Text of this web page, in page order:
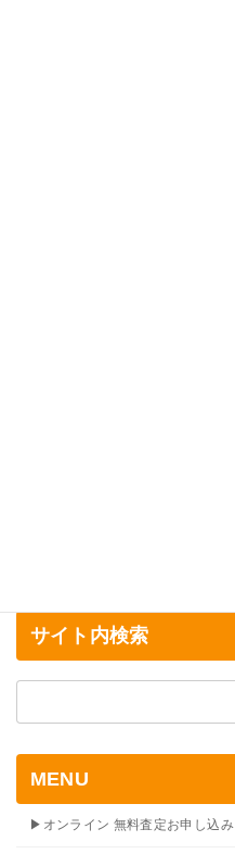
サイト内検索
索:
MENU
▶オンライン 無料査定お申し込み